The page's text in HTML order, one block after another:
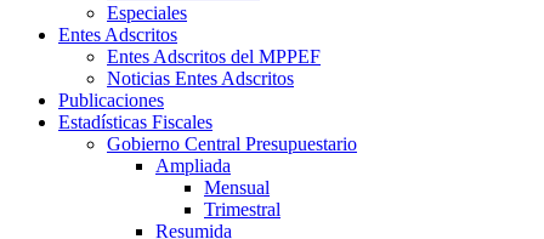
Especiales
Entes Adscritos
Entes Adscritos del MPPEF
Noticias Entes Adscritos
Publicaciones
Estadísticas Fiscales
Gobierno Central Presupuestario
Ampliada
Mensual
Trimestral
Resumida